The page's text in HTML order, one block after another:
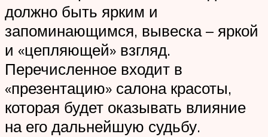
должно быть ярким и
запоминающимся, вывеска – яркой
и «цепляющей» взгляд.
Перечисленное входит в
«презентацию» салона красоты,
которая будет оказывать влияние
на его дальнейшую судьбу.